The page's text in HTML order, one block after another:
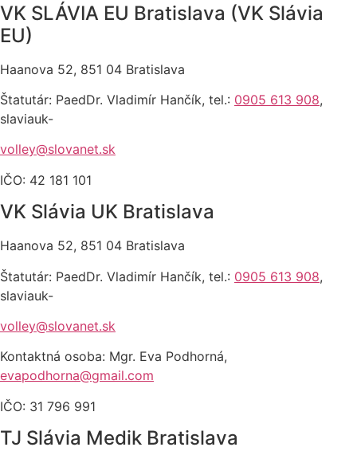
VK SLÁVIA EU Bratislava (VK Slávia
EU)
Haanova 52, 851 04 Bratislava
Štatutár: PaedDr. Vladimír Hančík, tel.: 0905 613 908,
slaviauk-
volley@slovanet.sk
IČO: 42 181 101
VK Slávia UK Bratislava
Haanova 52, 851 04 Bratislava
Štatutár: PaedDr. Vladimír Hančík, tel.: 0905 613 908,
slaviauk-
volley@slovanet.sk
Kontaktná osoba: Mgr. Eva Podhorná,
evapodhorna@gmail.com
IČO: 31 796 991
TJ Slávia Medik Bratislava